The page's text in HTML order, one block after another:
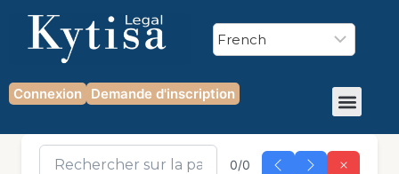
Connexion Demande d'inscription
0/0